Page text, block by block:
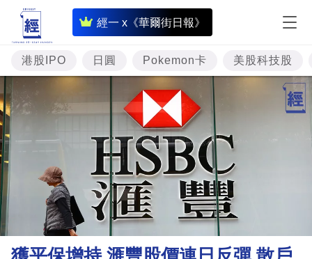
經一 x《華爾街日報》
即
時
財
經
專
資
樓
市
理
港股IPO 日圓 Pokemon卡 美股科技股